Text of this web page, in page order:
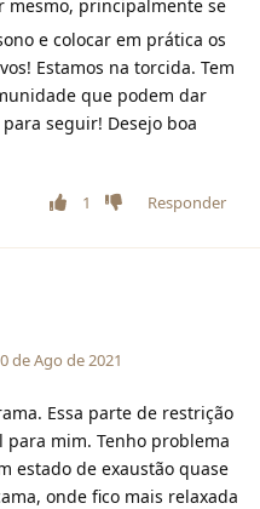
mesmo, principalmente se
e colocar em prática os
Estamos na torcida. Tem
que podem dar
seguir! Desejo boa
1 Responder
de Ago de 2021
Essa parte de restrição
para mim. Tenho problema
estado de exaustão quase
onde fico mais relaxada